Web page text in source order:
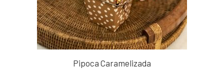
Pipoca Caramelizada